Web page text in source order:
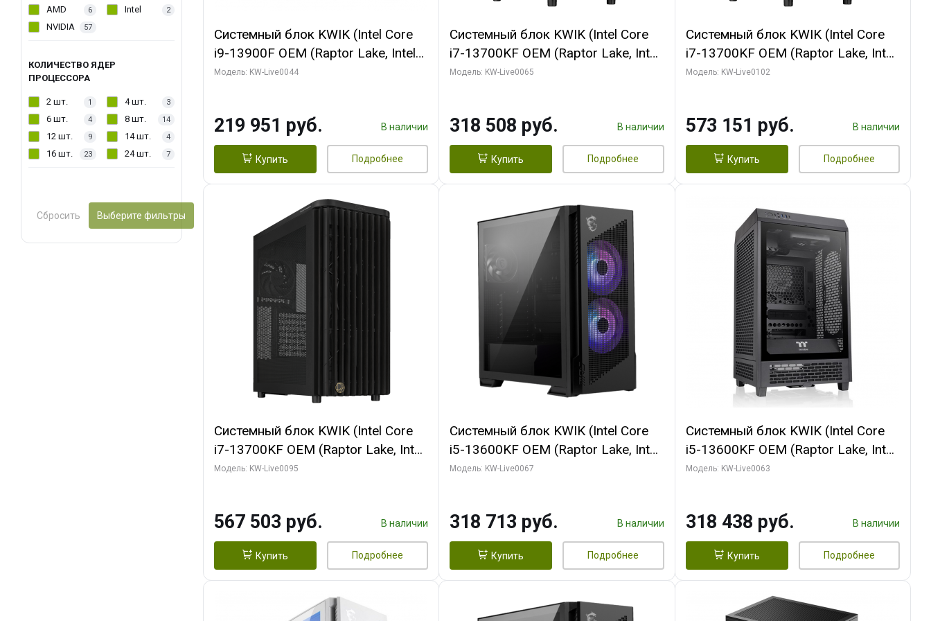
AMD 6 Intel 2
NVIDIA 57
КОЛИЧЕСТВО ЯДЕР
ПРОЦЕССОРА
2 шт. 1 4 шт. 3
6 шт. 4 8 шт. 14
12 шт. 9 14 шт. 4
16 шт. 23 24 шт. 7
Сбросить Выберите фильтры
Системный блок KWIK (Intel Core
i9-13900F OEM (Raptor Lake, Intel
7, Efficient-co/ 32 ГБ ОЗУ (2
HD/ 512 ГБ SSD)
Модель: KW-Live0044
219 951 руб. В наличии
Купить Подробнее
Системный блок KWIK (Intel Core
i7-13700KF OEM (Raptor Lake, Intel
7, C16 8EC/8PC/ 64 ГБ ОЗУ (2
2/ 1 ТБ SSD)
Модель: KW-Live0065
318 508 руб. В наличии
Купить Подробнее
Системный блок KWIK (Intel Core
i7-13700KF OEM (Raptor Lake, Intel
7, C16 8EC/8PC/ 32 ГБ ОЗУ (2
Turbo/ 960 ГБ SSD)
Модель: KW-Live0102
573 151 руб. В наличии
Купить Подробнее
Системный блок KWIK (Intel Core
i7-13700KF OEM (Raptor Lake, Intel
7, C16 8EC/8PC/ 32 ГБ ОЗУ (2
Turbo/ 512 ГБ SSD)
Модель: KW-Live0095
567 503 руб. В наличии
Купить Подробнее
Системный блок KWIK (Intel Core
i5-13600KF OEM (Raptor Lake, Intel
7, C14 8EC/6PC/ 64 ГБ ОЗУ/ Palit
SSD)
Модель: KW-Live0067
318 713 руб. В наличии
Купить Подробнее
Системный блок KWIK (Intel Core
i5-13600KF OEM (Raptor Lake, Intel
7, C14 8EC/6PC/ 64 ГБ ОЗУ/ MSI
SSD)
Модель: KW-Live0063
318 438 руб. В наличии
Купить Подробнее